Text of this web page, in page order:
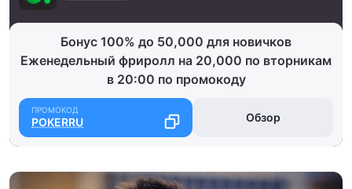
Бонус 100% до 50,000 для новичков
Еженедельный фриролл на 20,000 по вторникам
в 20:00 по промокоду
POKERRU Обзор